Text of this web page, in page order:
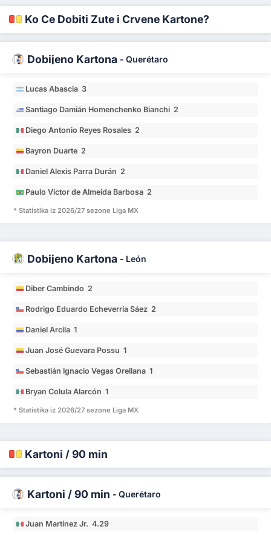
Ko Će Dobiti Žute i Crvene Kartone?
Dobijeno Kartona - Querétaro
Lucas Abascia 3
Santiago Damián Homenchenko Bianchi 2
Diego Antonio Reyes Rosales 2
Bayron Duarte 2
Daniel Alexis Parra Durán 2
Paulo Victor de Almeida Barbosa 2
* Statistika iz 2026/27 sezone Liga MX
Dobijeno Kartona - León
Diber Cambindo 2
Rodrigo Eduardo Echeverría Sáez 2
Daniel Arcila 1
Juan José Guevara Possu 1
Sebastián Ignacio Vegas Orellana 1
Bryan Colula Alarcón 1
* Statistika iz 2026/27 sezone Liga MX
Kartoni / 90 min
Kartoni / 90 min - Querétaro
Juan Martínez Jr. 4.29